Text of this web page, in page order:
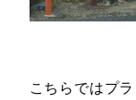
こちらではプ